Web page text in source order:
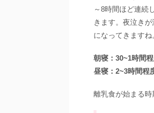
～8時間ほど連続
きます。夜泣き
になってきます
朝寝：30~1時間
昼寝：2~3時間程
離乳食が始まる時